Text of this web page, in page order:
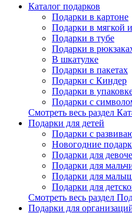
Каталог подарков
Подарки в картоне
Подарки в мягкой
Подарки в тубе
Подарки в
В шкатулке
Подарки в пакетах
Подарки с Киндер
Подарки в
Подарки с
Смотреть весь раздел
Подарки для детей
Подарки с
Новогодние
Подарки для
Подарки для
Подарки для
Подарки для
Смотреть весь раздел
Подарки для